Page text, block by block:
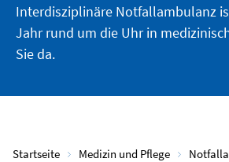
Interdisziplinäre Notfallambulanz
Jahr rund um die Uhr in
Sie da.
Startseite Medizin und Pflege